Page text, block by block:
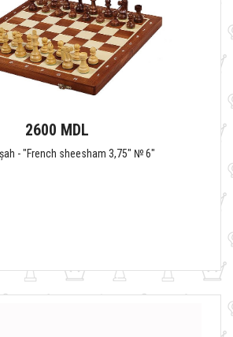
2600 MDL
- "French sheesham 3,75" № 6"